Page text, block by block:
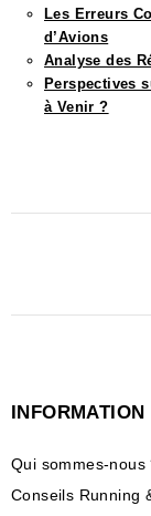
Les Erreurs
d’Avions
Analyse des
Perspectives
à Venir ?
INFORMATION
Qui sommes-nous
Conseils Running